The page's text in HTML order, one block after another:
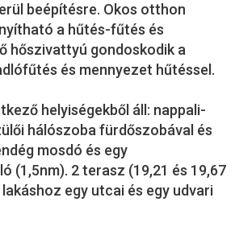
beépítésre. Okos otthon
a hűtés-fűtés és
hőszivattyú gondoskodik a
és mennyezet hűtéssel.
helyiségekből áll: nappali-
hálószoba fürdőszobával és
mosdó és egy
(1,5nm). 2 terasz (19,21 és 19,67
egy utcai és egy udvari